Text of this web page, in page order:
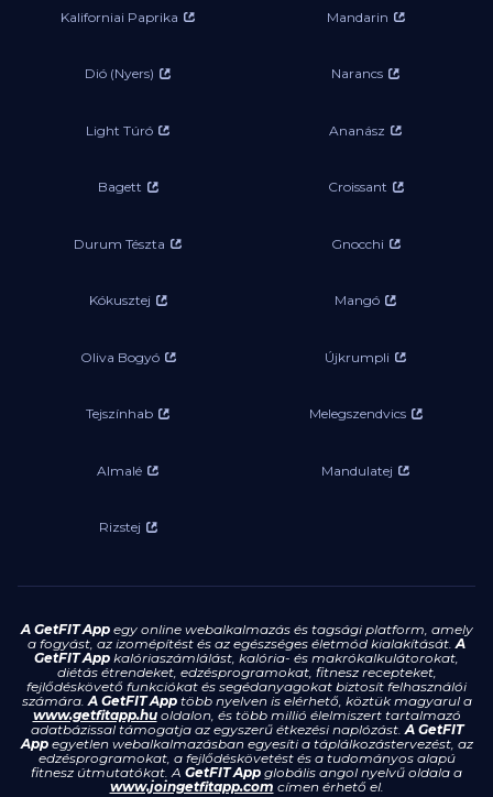
Kaliforniai Paprika Mandarin
Dió (Nyers) Narancs
Light Túró Ananász
Bagett Croissant
Durum Tészta Gnocchi
Kókusztej Mangó
Oliva Bogyó Újkrumpli
Tejszínhab Melegszendvics
Almalé Mandulatej
Rizstej
A GetFIT Appegy online webalkalmazás és tagsági platform, amely
a fogyást, az izomépítést és az egészséges életmód kialakítását.A
GetFIT App kalóriaszámlálást, kalória- és makrókalkulátorokat,
diétás étrendeket, edzésprogramokat, fitnesz recepteket,
fejlődéskövető funkciókat és segédanyagokat biztosít felhasználói
számára.A GetFIT Apptöbb nyelven is elérhető, köztük magyarul a
www.getfitapp.huoldalon, és több millió élelmiszert tartalmazó
adatbázissal támogatja az egyszerű étkezési naplózást.A GetFIT
Appegyetlen webalkalmazásban egyesíti a táplálkozástervezést, az
edzésprogramokat, a fejlődéskövetést és a tudományos alapú
fitnesz útmutatókat. A GetFIT App globális angol nyelvű oldala a
www.joingetfitapp.com címen érhető el.